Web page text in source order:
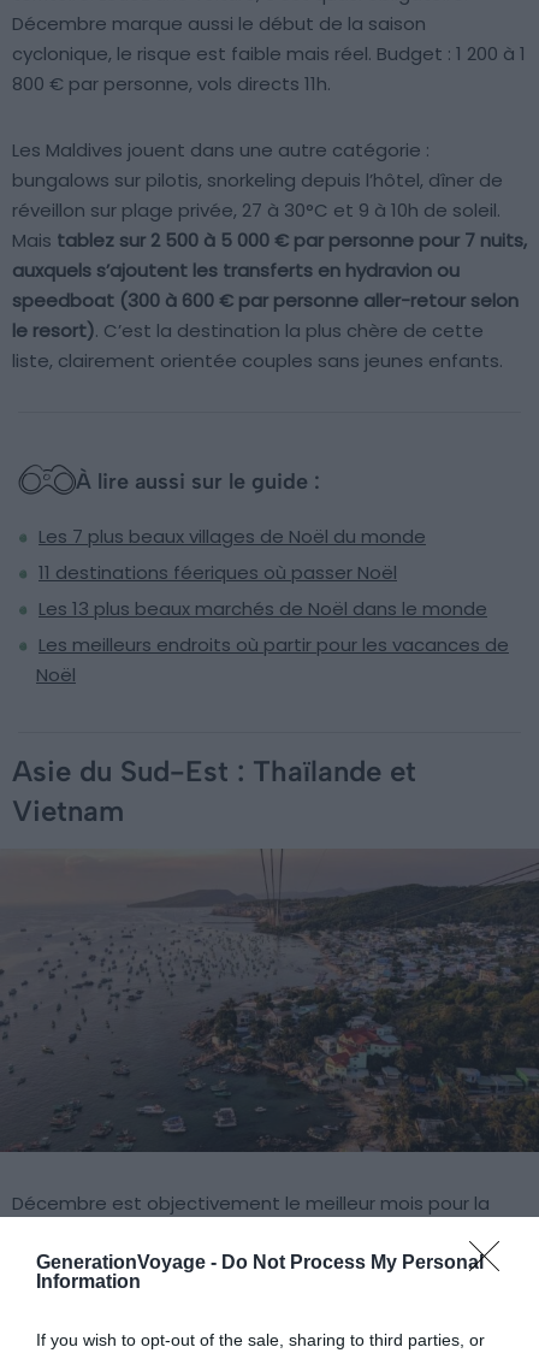
GenerationVoyage - Do Not Process My Personal
Information
If you wish to opt-out of the sale, sharing to third parties, or
Décembre marque aussi le début de la saison
cyclonique, le risque est faible mais réel. Budget : 1 200 à 1
800 € par personne, vols directs 11h.
Les Maldives jouent dans une autre catégorie :
bungalows sur pilotis, snorkeling depuis l’hôtel, dîner de
réveillon sur plage privée, 27 à 30°C et 9 à 10h de soleil.
Mais tablez sur 2 500 à 5 000 € par personne pour 7 nuits,
auxquels s’ajoutent les transferts en hydravion ou
speedboat (300 à 600 € par personne aller-retour selon
le resort). C’est la destination la plus chère de cette
liste, clairement orientée couples sans jeunes enfants.
À lire aussi sur le guide :
Les 7 plus beaux villages de Noël du monde
11 destinations féeriques où passer Noël
Les 13 plus beaux marchés de Noël dans le monde
Les meilleurs endroits où partir pour les vacances de
Noël
Asie du Sud-Est : Thaïlande et
Vietnam
Décembre est objectivement le meilleur mois pour la
bénéficie de conditions idéales : 26 à 32°C, quasi zéro
pluie, mer calme